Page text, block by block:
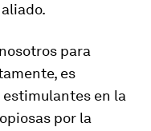
para
es
en la
por la